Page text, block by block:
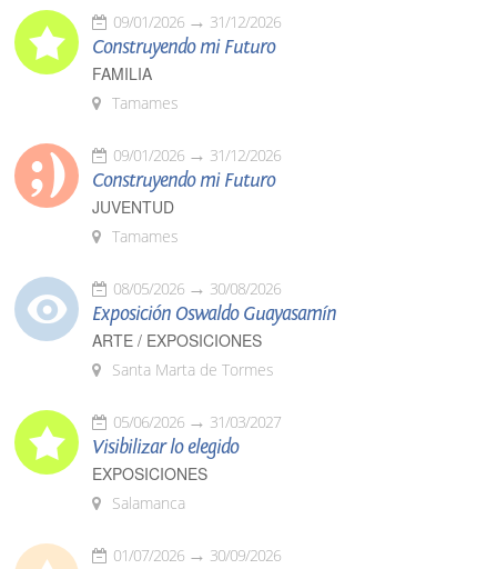
09/01/2026 31/12/2026
Construyendo mi Futuro
FAMILIA
Tamames
09/01/2026 31/12/2026
Construyendo mi Futuro
JUVENTUD
Tamames
08/05/2026 30/08/2026
Exposición Oswaldo Guayasamín
ARTE / EXPOSICIONES
Santa Marta de Tormes
05/06/2026 31/03/2027
Visibilizar lo elegido
EXPOSICIONES
Salamanca
01/07/2026 30/09/2026